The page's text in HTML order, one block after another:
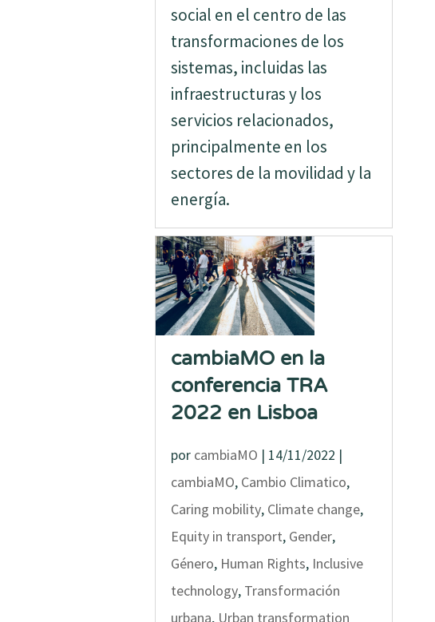
social en el centro de las
transformaciones de los
sistemas, incluidas las
infraestructuras y los
servicios relacionados,
principalmente en los
sectores de la movilidad y la
energía.
cambiaMO en la
conferencia TRA
2022 en Lisboa
por cambiaMO | 14/11/2022 |
cambiaMO, Cambio Climatico,
Caring mobility, Climate change,
Equity in transport, Gender,
Género, Human Rights, Inclusive
technology, Transformación
urbana, Urban transformation